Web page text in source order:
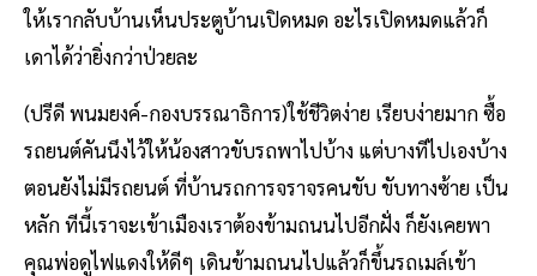
ให้เรากลับบ้านเห็นประตูบ้านเปิดหมด อะไรเปิดหมดแล้วก็
เดาได้ว่ายิ่งกว่าป่วยละ
(ปรีดี พนมยงค์-กองบรรณาธิการ)ใช้ชีวิตง่าย เรียบง่ายมาก ซื้อ
รถยนต์คันนึงไว้ให้น้องสาวขับรถพาไปบ้าง แต่บางทีไปเองบ้าง
ตอนยังไม่มีรถยนต์ ที่บ้านรถการจราจรคนขับ ขับทางซ้าย เป็น
หลัก ทีนี้เราจะเข้าเมืองเราต้องข้ามถนนไปอีกฝั่ง ก็ยังเคยพา
คุณพ่อดูไฟแดงให้ดีๆ เดินข้ามถนนไปแล้วก็ขึ้นรถเมล์เข้า